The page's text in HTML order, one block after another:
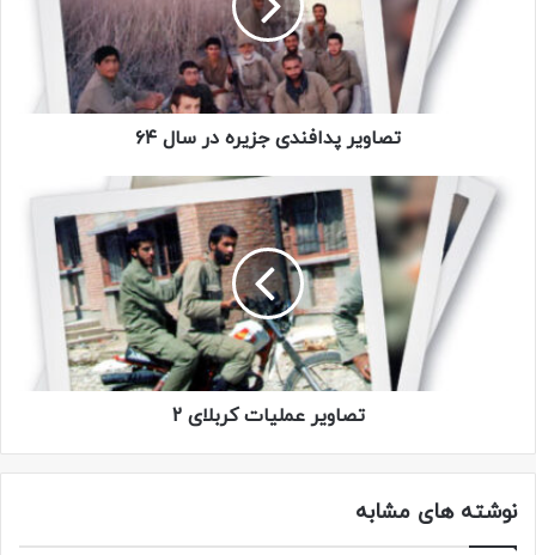
تصاویر پدافندی جزیره در سال ۶۴
تصاویر عملیات کربلای 2
نوشته های مشابه